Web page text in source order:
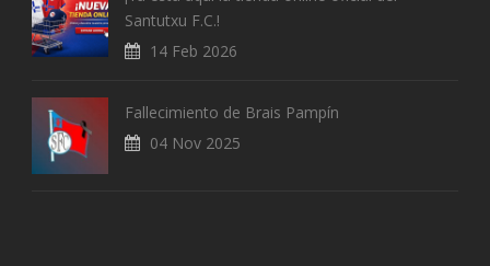
Santutxu F.C.!
14 Feb 2026
Fallecimiento de Brais Pampín
04 Nov 2025